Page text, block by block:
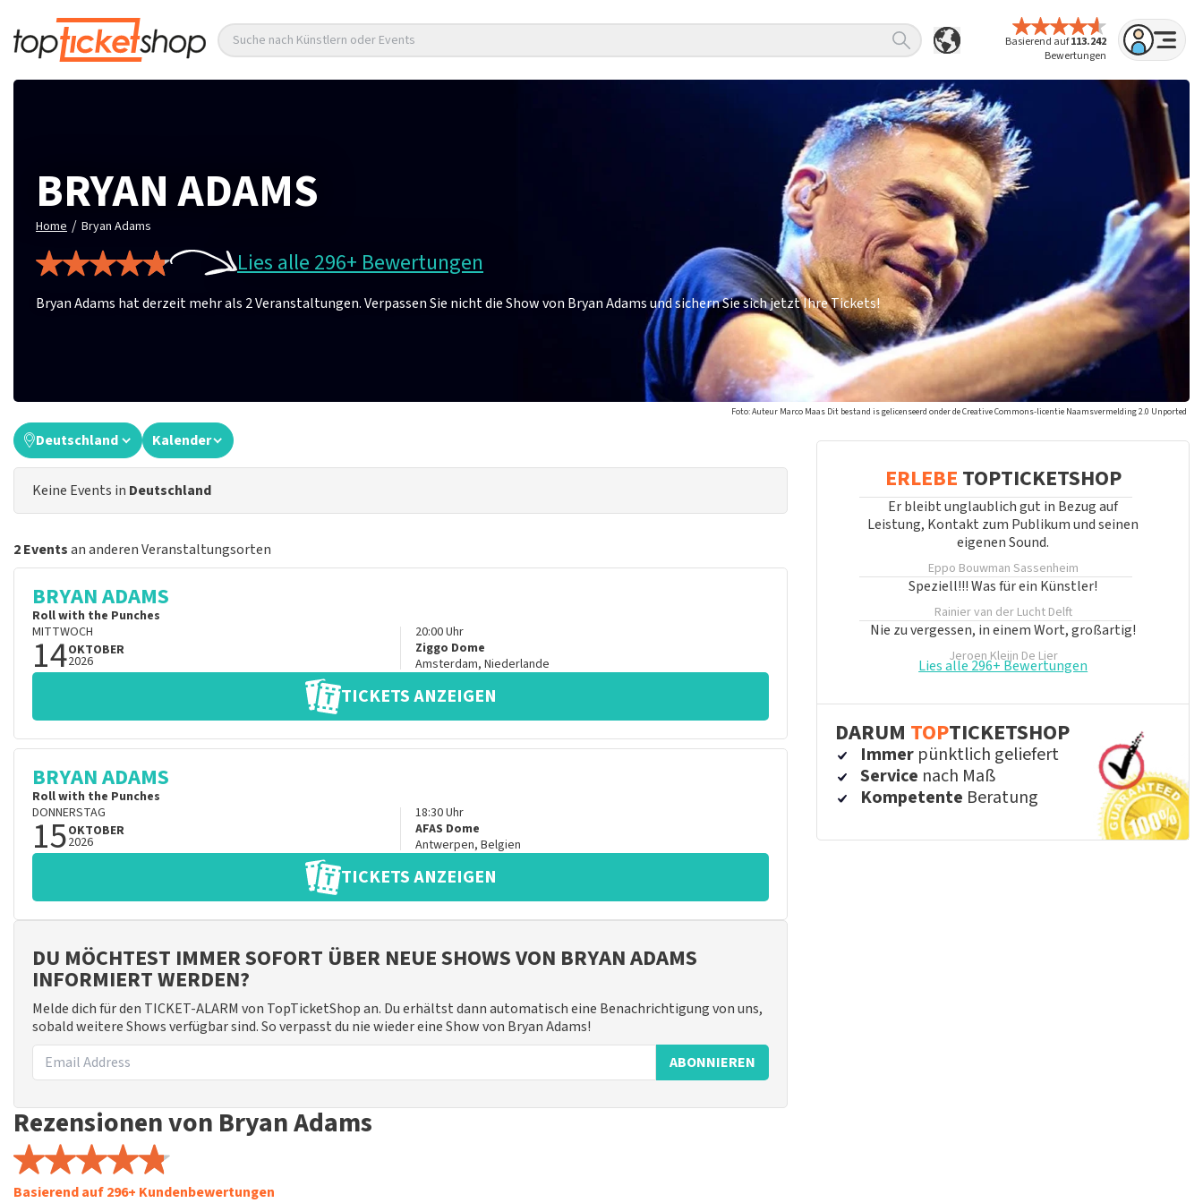
Basierend auf113.242
Bewertungen
Suche nach Künstlern oder Events
BRYAN ADAMS
Home / Bryan Adams
Lies alle 296+ Bewertungen
Bryan Adams hat derzeit mehr als 2 Veranstaltungen. Verpassen Sie nicht die Show von Bryan Adams und sichern Sie sich jetzt Ihre Tickets!
Foto: Auteur Marco Maas Dit bestand is gelicenseerd onder de Creative Commons-licentie Naamsvermelding 2.0 Unported
Deutschland Kalender
Keine Events in Deutschland
2 Eventsan anderen Veranstaltungsorten
BRYAN ADAMS
Roll with the Punches
MITTWOCH
14OKTOBER
2026
20:00Uhr
Ziggo Dome
Amsterdam, Niederlande
TICKETS ANZEIGEN
BRYAN ADAMS
Roll with the Punches
DONNERSTAG
15OKTOBER
2026
18:30Uhr
AFAS Dome
Antwerpen, Belgien
TICKETS ANZEIGEN
DU MÖCHTEST IMMER SOFORT ÜBER NEUE SHOWS VON BRYAN ADAMS
INFORMIERT WERDEN?
Melde dich für den TICKET-ALARM von TopTicketShop an. Du erhältst dann automatisch eine Benachrichtigung von uns,
sobald weitere Shows verfügbar sind. So verpasst du nie wieder eine Show von Bryan Adams!
ABONNIEREN
Rezensionen von Bryan Adams
Basierend auf 296+ Kundenbewertungen
ERLEBE TOPTICKETSHOP
Er bleibt unglaublich gut in Bezug auf
Leistung, Kontakt zum Publikum und seinen
eigenen Sound.
Eppo Bouwman Sassenheim
Speziell!!! Was für ein Künstler!
Rainier van der Lucht Delft
Nie zu vergessen, in einem Wort, großartig!
Jeroen Kleijn De Lier
Lies alle 296+ Bewertungen
DARUM TOPTICKETSHOP
Immer pünktlich geliefert
Service nach Maß
Kompetente Beratung